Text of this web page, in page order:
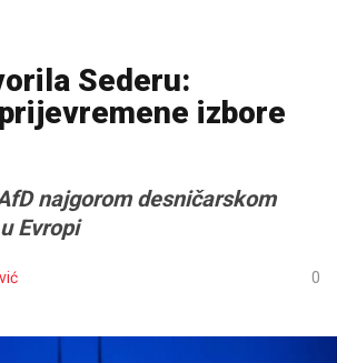
Sederu:
izbore
najgorom desničarskom
Evropi
0